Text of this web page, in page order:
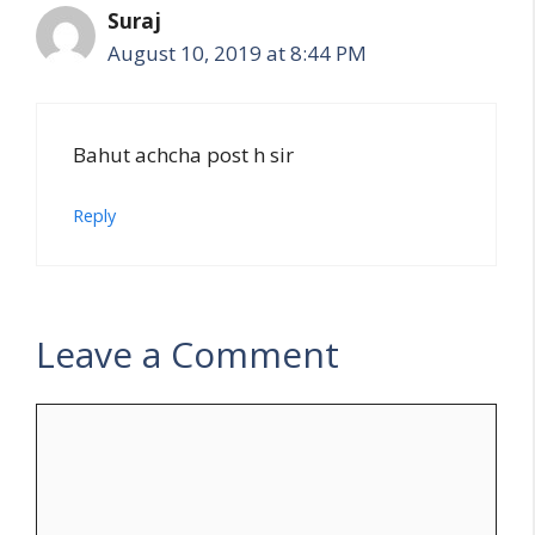
Suraj
August 10, 2019 at 8:44 PM
Bahut achcha post h sir
Reply
Leave a Comment